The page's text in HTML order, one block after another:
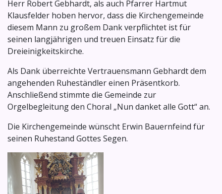
Herr Robert Gebhardt, als auch Pfarrer Hartmut
Klausfelder hoben hervor, dass die Kirchengemeinde
diesem Mann zu großem Dank verpflichtet ist für
seinen langjährigen und treuen Einsatz für die
Dreieinigkeitskirche.
Als Dank überreichte Vertrauensmann Gebhardt dem
angehenden Ruheständler einen Präsentkorb.
Anschließend stimmte die Gemeinde zur
Orgelbegleitung den Choral „Nun danket alle Gott“ an.
Die Kirchengemeinde wünscht Erwin Bauernfeind für
seinen Ruhestand Gottes Segen.